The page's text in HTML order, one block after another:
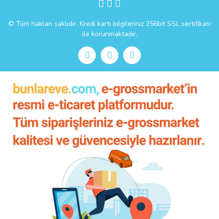
© Tüm hakları saklıdır. Kredi kartı bilgileriniz 256bit SSL sertifikası
ile korunmaktadır.